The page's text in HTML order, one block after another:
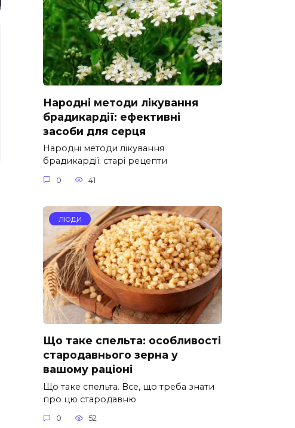
Народні методи лікування
брадикардії: ефективні
засоби для серця
Народні методи лікування
брадикардії: старі рецепти
0 41
ЛЮДИ
Що таке спельта: особливості
стародавнього зерна у
вашому раціоні
Що таке спельта. Все, що треба знати
про цю стародавню
0 52